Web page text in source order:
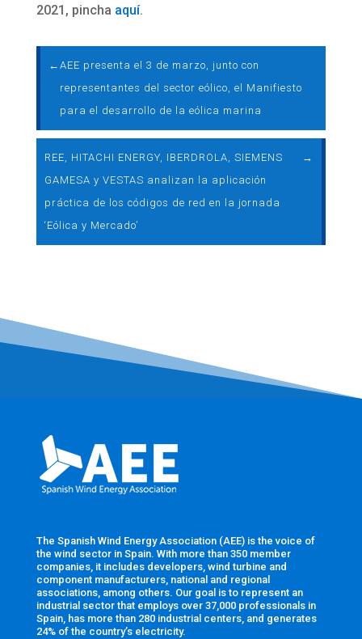
2021, pincha aquí.
← AEE presenta el 3 de marzo, junto con
representantes del sector eólico, el Manifiesto
para el desarrollo de la eólica marina
REE, HITACHI ENERGY, IBERDROLA, SIEMENS
GAMESA y VESTAS analizan la aplicación
práctica de los códigos de red en la jornada
‘Eólica y Mercado’
→
The Spanish Wind Energy Association (AEE) is the voice of
the wind sector in Spain. With more than 350 member
companies, it includes developers, wind turbine and
component manufacturers, national and regional
associations, among others. Our goal is to represent an
industrial sector that employs over 37,000 professionals in
Spain, has more than 280 industrial centers, and generates
24% of the country’s electricity.